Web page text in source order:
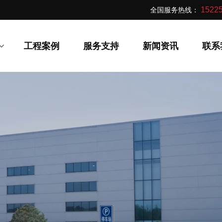
全国服务热线：
工程案例 服务支持 新闻资讯 联